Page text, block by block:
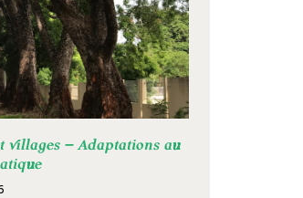
villages – Adaptations au